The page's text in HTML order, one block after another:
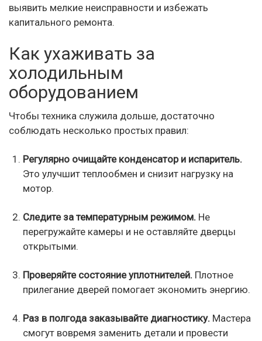
выявить мелкие неисправности и избежать
капитального ремонта.
Как ухаживать за
холодильным
оборудованием
Чтобы техника служила дольше, достаточно
соблюдать несколько простых правил:
Регулярно очищайте конденсатор и испаритель.
Это улучшит теплообмен и снизит нагрузку на
мотор.
Следите за температурным режимом. Не
перегружайте камеры и не оставляйте дверцы
открытыми.
Проверяйте состояние уплотнителей. Плотное
прилегание дверей помогает экономить энергию.
Раз в полгода заказывайте диагностику. Мастера
смогут вовремя заменить детали и провести